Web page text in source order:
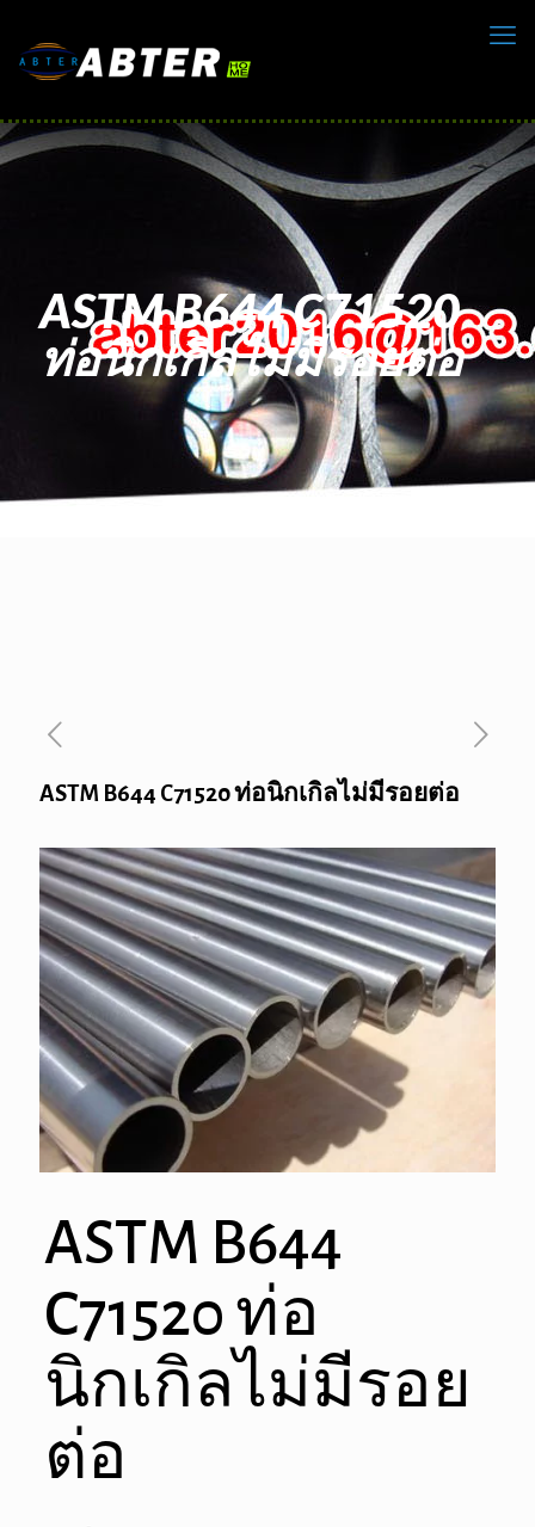
ASTM B644 C71520
ท่อนิกเกิลไม่มีรอยต่อ
ASTM B644 C71520 ท่อนิกเกิลไม่มีรอยต่อ
ASTM B644
C71520 ท่อ
นิกเกิลไม่มีรอย
ต่อ